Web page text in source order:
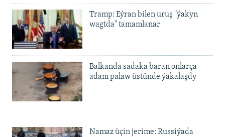
Tramp: Eýran bilen uruş "ýakyn
wagtda" tamamlanar
Balkanda sadaka baran onlarça
adam palaw üstünde ýakalaşdy
Namaz üçin jerime: Russiýada